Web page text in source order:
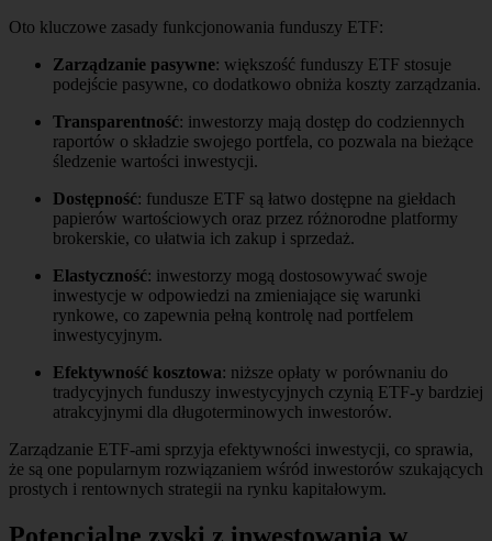
Oto kluczowe zasady funkcjonowania funduszy ETF:
Zarządzanie pasywne: większość funduszy ETF stosuje
podejście pasywne, co dodatkowo obniża koszty zarządzania.
Transparentność: inwestorzy mają dostęp do codziennych
raportów o składzie swojego portfela, co pozwala na bieżące
śledzenie wartości inwestycji.
Dostępność: fundusze ETF są łatwo dostępne na giełdach
papierów wartościowych oraz przez różnorodne platformy
brokerskie, co ułatwia ich zakup i sprzedaż.
Elastyczność: inwestorzy mogą dostosowywać swoje
inwestycje w odpowiedzi na zmieniające się warunki
rynkowe, co zapewnia pełną kontrolę nad portfelem
inwestycyjnym.
Efektywność kosztowa: niższe opłaty w porównaniu do
tradycyjnych funduszy inwestycyjnych czynią ETF-y bardziej
atrakcyjnymi dla długoterminowych inwestorów.
Zarządzanie ETF-ami sprzyja efektywności inwestycji, co sprawia,
że są one popularnym rozwiązaniem wśród inwestorów szukających
prostych i rentownych strategii na rynku kapitałowym.
Potencjalne zyski z inwestowania w